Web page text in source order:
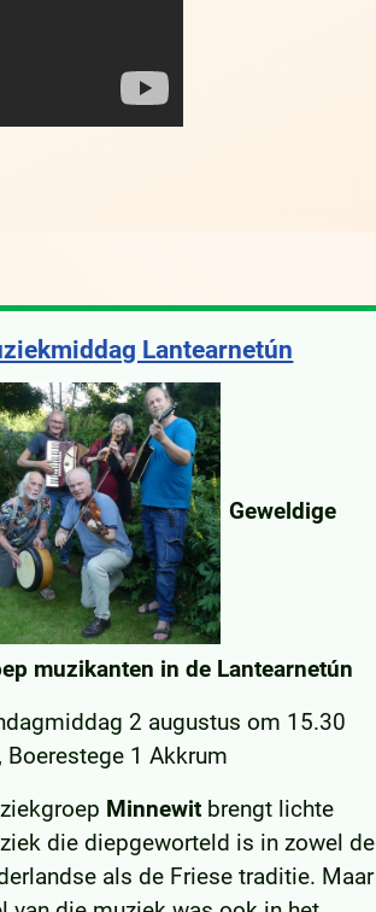
Lantearnetún
Geweldige
muzikanten in de Lantearnetún
2 augustus om 15.30
Boerestege 1 Akkrum
Minnewit brengt lichte
die diepgeworteld is in zowel de
als de Friese traditie. Maar